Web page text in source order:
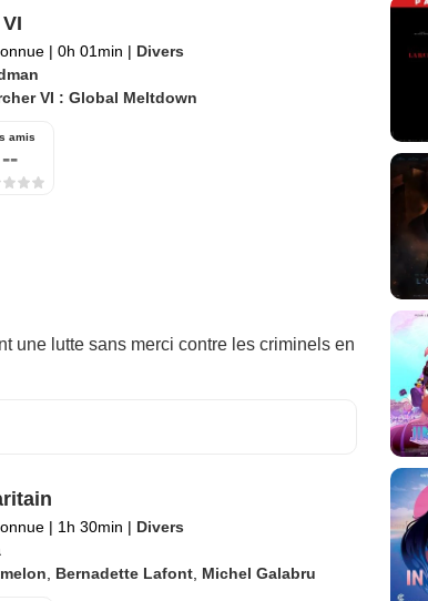
| 0h 01min | Divers
VI : Global Meltdown
amis
--
une lutte sans merci contre les criminels en
| 1h 30min | Divers
Bernadette Lafont, Michel Galabru